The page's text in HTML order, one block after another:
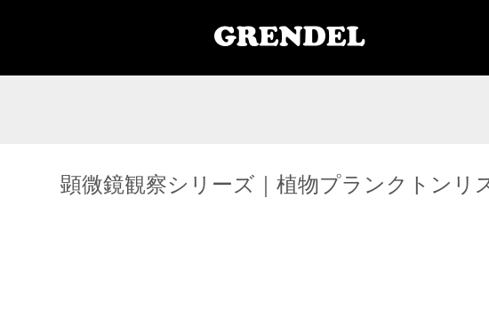
顕微鏡観察シリーズ｜植物プランクトンリ